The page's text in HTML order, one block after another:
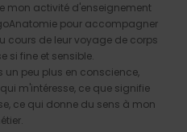
mon activité d'enseignement
pour accompagner
cours de leur voyage de corps
si fine et sensible.
un peu plus en conscience,
m'intéresse, ce que signifie
ce qui donne du sens à mon